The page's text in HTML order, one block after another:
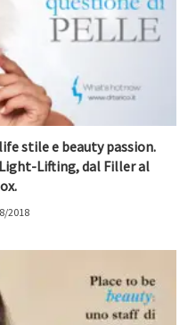
stile e beauty passion.
Lifting, dal Filler al
2018